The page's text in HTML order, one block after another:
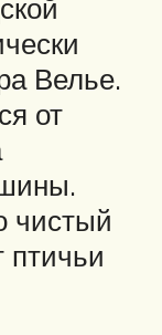
Велье.
от
чистый
птичьи